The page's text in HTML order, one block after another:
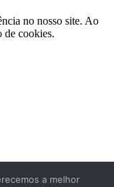
no nosso site. Ao
de cookies.
a melhor